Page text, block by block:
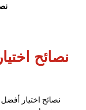
نصائح
نصائح اختيار